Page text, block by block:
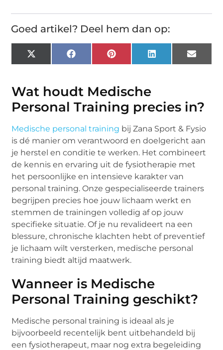
Goed artikel? Deel hem dan op:
X
(Twitter)
FacebookPinterest LinkedIn Email
Wat houdt Medische
Personal Training precies in?
Medische personal training bij Zana Sport & Fysio
is dé manier om verantwoord en doelgericht aan
je herstel en conditie te werken. Het combineert
de kennis en ervaring uit de fysiotherapie met
het persoonlijke en intensieve karakter van
personal training. Onze gespecialiseerde trainers
begrijpen precies hoe jouw lichaam werkt en
stemmen de trainingen volledig af op jouw
specifieke situatie. Of je nu revalideert na een
blessure, chronische klachten hebt of preventief
je lichaam wilt versterken, medische personal
training biedt altijd maatwerk.
Wanneer is Medische
Personal Training geschikt?
Medische personal training is ideaal als je
bijvoorbeeld recentelijk bent uitbehandeld bij
een fysiotherapeut, maar nog extra begeleiding